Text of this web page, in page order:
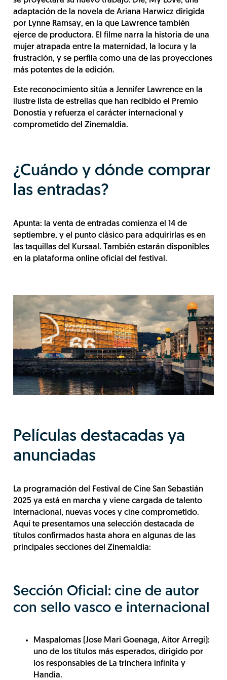
adaptación de la novela de Ariana Harwicz dirigida
por Lynne Ramsay, en la que Lawrence también
ejerce de productora. El filme narra la historia de una
mujer atrapada entre la maternidad, la locura y la
frustración, y se perfila como una de las proyecciones
más potentes de la edición.
Este reconocimiento sitúa a Jennifer Lawrence en la
ilustre lista de estrellas que han recibido el Premio
Donostia y refuerza el carácter internacional y
comprometido del Zinemaldia.
¿Cuándo y dónde comprar
las entradas?
Apunta: la venta de entradas comienza el 14 de
septiembre, y el punto clásico para adquirirlas es en
las taquillas del Kursaal. También estarán disponibles
en la plataforma online oficial del festival.
Películas destacadas ya
anunciadas
La programación del Festival de Cine San Sebastián
2025 ya está en marcha y viene cargada de talento
internacional, nuevas voces y cine comprometido.
Aquí te presentamos una selección destacada de
títulos confirmados hasta ahora en algunas de las
principales secciones del Zinemaldia:
Sección Oficial: cine de autor
con sello vasco e internacional
Maspalomas (Jose Mari Goenaga, Aitor Arregi):
uno de los títulos más esperados, dirigido por
los responsables de La trinchera infinita y
Handia.